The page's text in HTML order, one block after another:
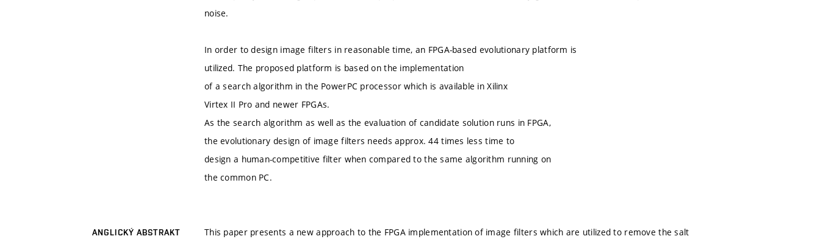
noise.
In order to design image filters in reasonable time, an FPGA-based evolutionary platform is
utilized. The proposed platform is based on the implementation
of a search algorithm in the PowerPC processor which is available in Xilinx
Virtex II Pro and newer FPGAs.
As the search algorithm as well as the evaluation of candidate solution runs in FPGA,
the evolutionary design of image filters needs approx. 44 times less time to
design a human-competitive filter when compared to the same algorithm running on
the common PC.
ANGLICKÝ ABSTRAKT
This paper presents a new approach to the FPGA implementation of image filters which are utilized to remove the salt